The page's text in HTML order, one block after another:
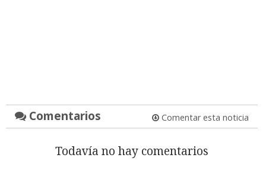
Comentarios Comentar esta noticia
Todavía no hay comentarios